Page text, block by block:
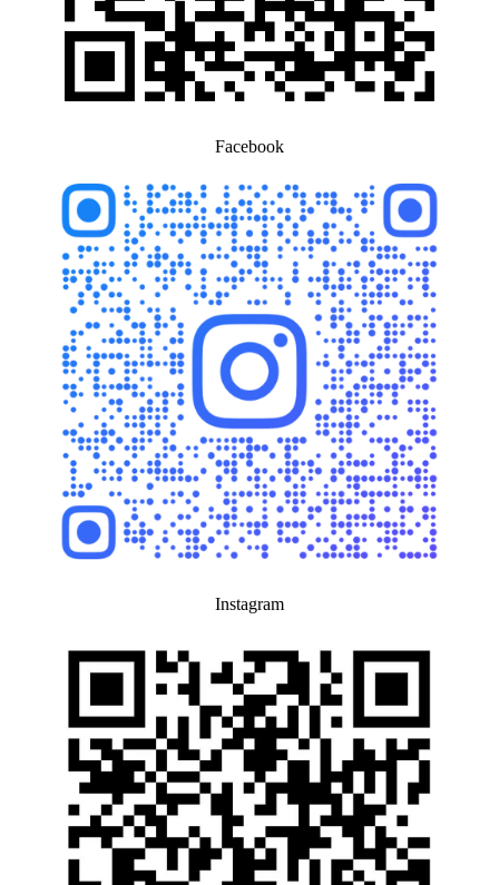
Facebook
Instagram